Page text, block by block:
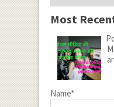
Most
Name*